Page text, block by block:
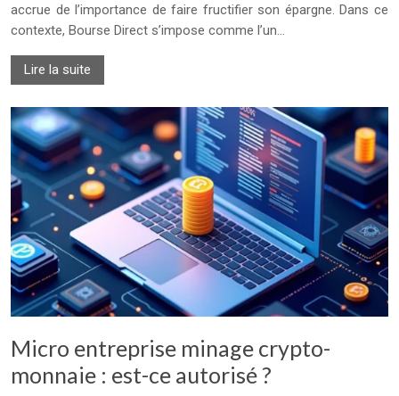
accrue de l’importance de faire fructifier son épargne. Dans ce
contexte, Bourse Direct s’impose comme l’un…
Lire la suite
Micro entreprise minage crypto-
monnaie : est-ce autorisé ?